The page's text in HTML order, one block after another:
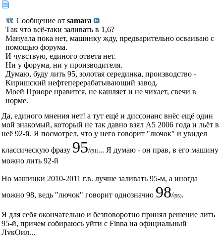
Сообщение от samara
Так что всё-таки заливать в 1,6?
Мануала пока нет, машинку жду, предварительно осваиваю с
помощью форума.
И чувствую, единого ответа нет.
Ни у форума, ни у производителя.
Думаю, буду лить 95, золотая серединка, производство -
Киришский нефтеперерабатывающий завод.
Моей Приоре нравится, не кашляет и не чихает, свечи в
норме.
Да, единого мнения нет! а тут ещё и диссонанс внёс ещё один
мой знакомый, который не так давно взял А5 2006 года и льёт в
неё 92-й. Я посмотрел, что у него говорит "лючок" и увидел
классическую фразу 95/(91)... Я думаю - он прав, в его машину
можно лить 92-й
Но машинки 2010-2011 г.в. лучше заливать 95-м, а иногда
можно 98, ведь "лючок" говорит однозначно 98/(95).
Я для себя окончательно и безповоротно принял решение лить
95-й, причем собираюсь уйти с Finna на официальный
ЛукОил...